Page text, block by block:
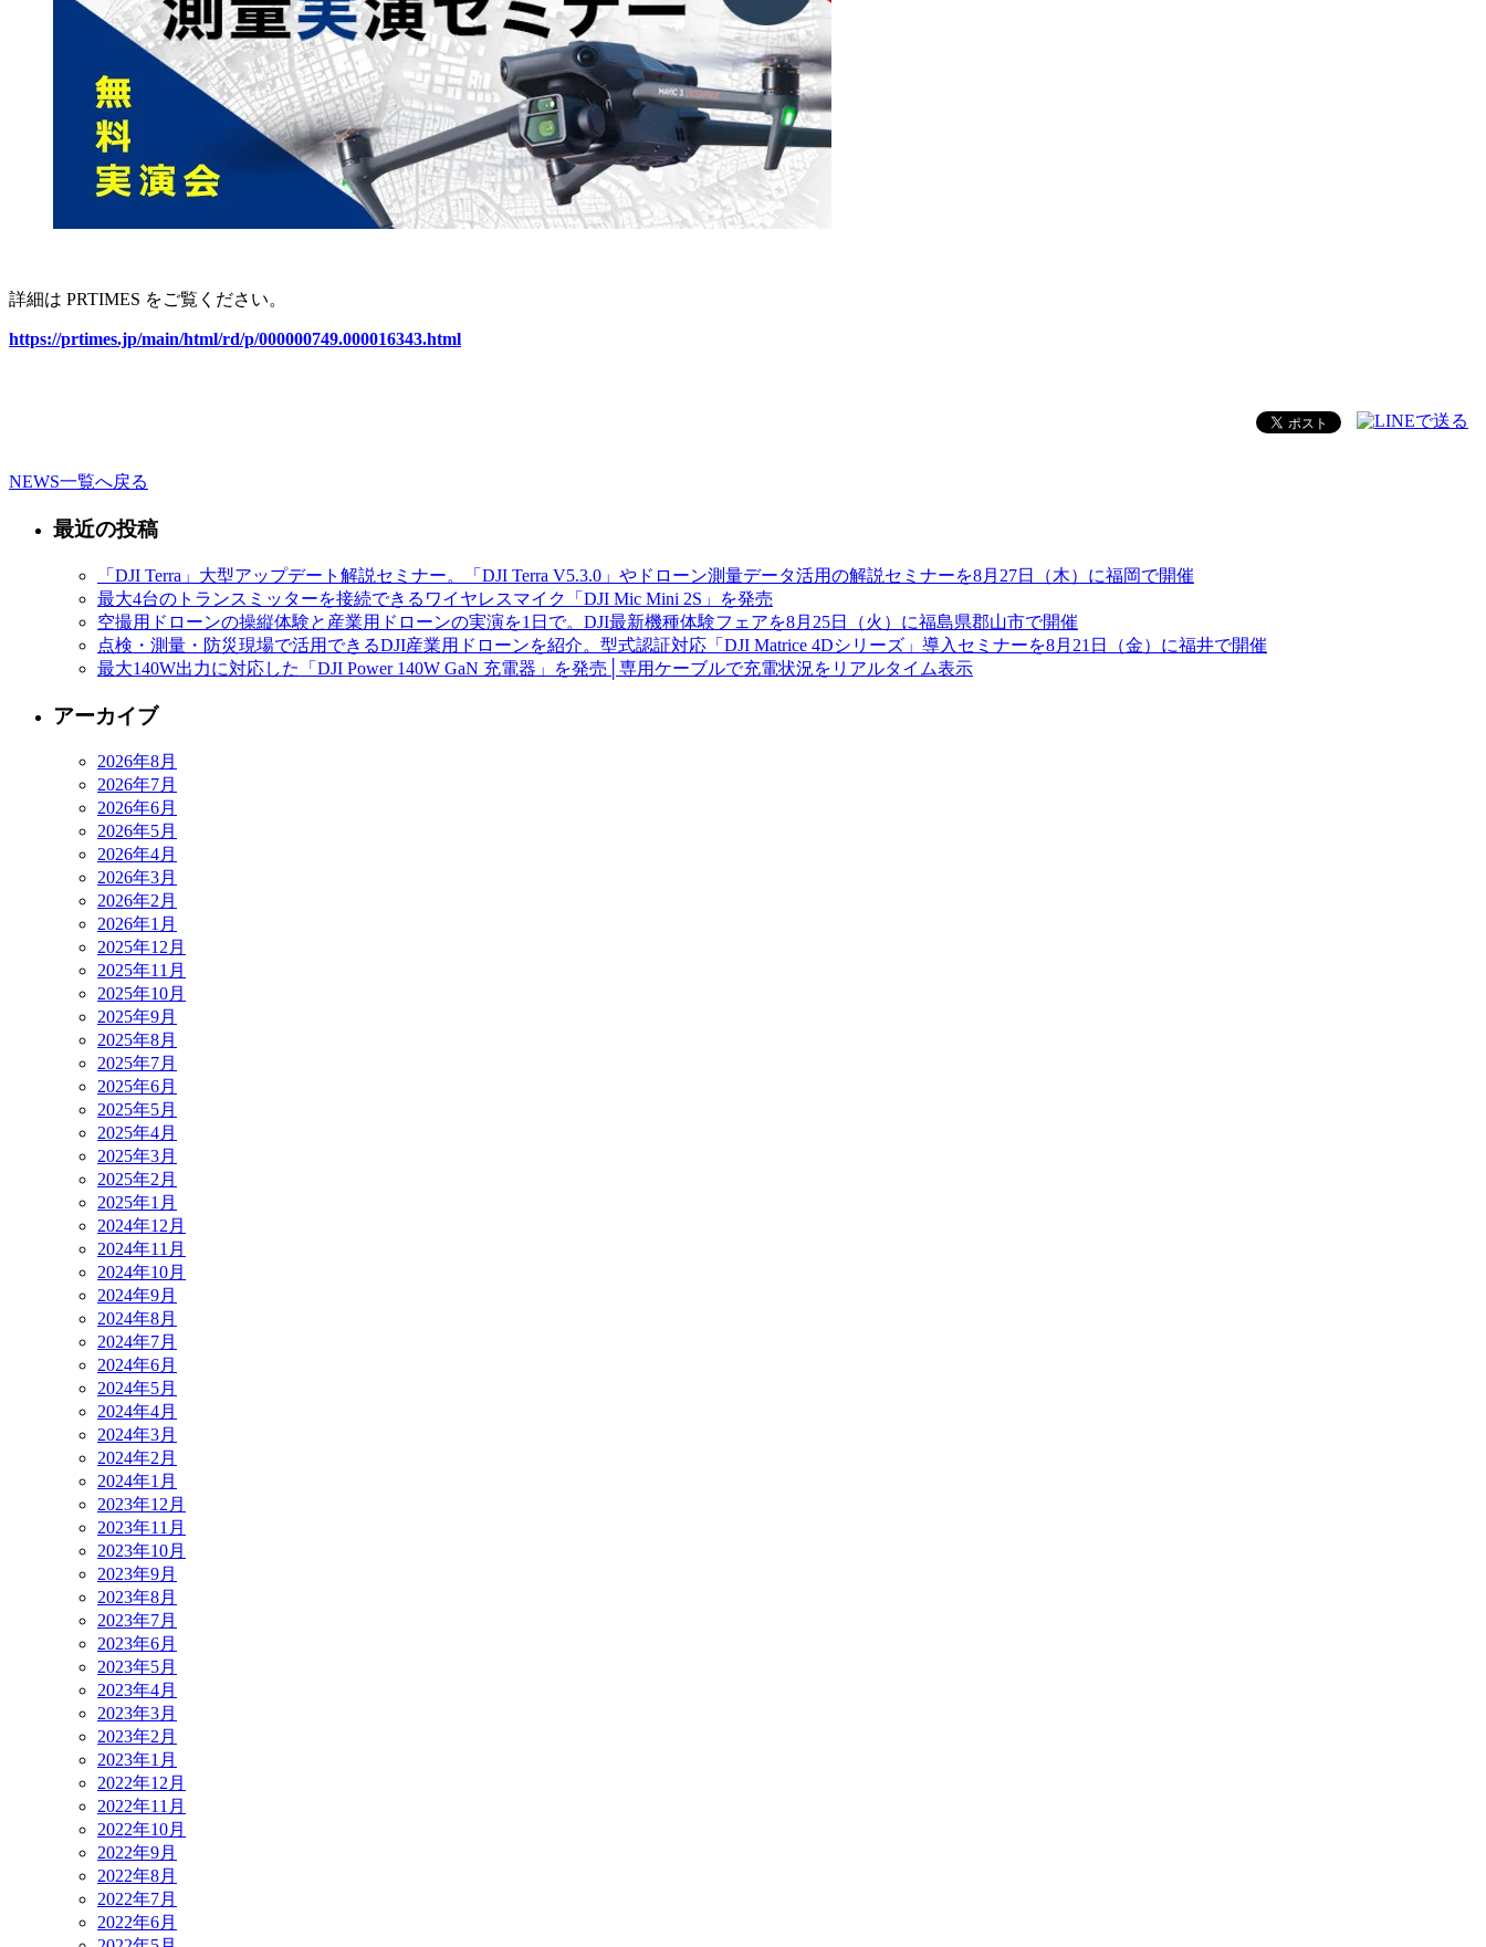
詳細は PRTIMES をご覧ください。
https://prtimes.jp/main/html/rd/p/000000749.000016343.html
NEWS一覧へ戻る
最近の投稿
「DJI Terra」大型アップデート解説セミナー。「DJI Terra V5.3.0」やドローン測量データ活用の解説セミナーを8月27日（木）に福岡で開催
最大4台のトランスミッターを接続できるワイヤレスマイク「DJI Mic Mini 2S」を発売
空撮用ドローンの操縦体験と産業用ドローンの実演を1日で。DJI最新機種体験フェアを8月25日（火）に福島県郡山市で開催
点検・測量・防災現場で活用できるDJI産業用ドローンを紹介。型式認証対応「DJI Matrice 4Dシリーズ」導入セミナーを8月21日（金）に福井で開催
最大140W出力に対応した「DJI Power 140W GaN 充電器」を発売│専用ケーブルで充電状況をリアルタイム表示
アーカイブ
2026年8月
2026年7月
2026年6月
2026年5月
2026年4月
2026年3月
2026年2月
2026年1月
2025年12月
2025年11月
2025年10月
2025年9月
2025年8月
2025年7月
2025年6月
2025年5月
2025年4月
2025年3月
2025年2月
2025年1月
2024年12月
2024年11月
2024年10月
2024年9月
2024年8月
2024年7月
2024年6月
2024年5月
2024年4月
2024年3月
2024年2月
2024年1月
2023年12月
2023年11月
2023年10月
2023年9月
2023年8月
2023年7月
2023年6月
2023年5月
2023年4月
2023年3月
2023年2月
2023年1月
2022年12月
2022年11月
2022年10月
2022年9月
2022年8月
2022年7月
2022年6月